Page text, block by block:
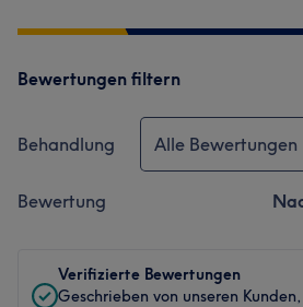
Bewertungen filtern
Behandlung Alle Bewertungen
Bewertung
Verifizierte Bewertungen
Geschrieben von unseren